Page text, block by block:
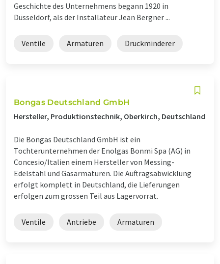
Geschichte des Unternehmens begann 1920 in
Düsseldorf, als der Installateur Jean Bergner ...
Ventile Armaturen Druckminderer
Bongas Deutschland GmbH
Hersteller, Produktionstechnik, Oberkirch, Deutschland
Die Bongas Deutschland GmbH ist ein
Tochterunternehmen der Enolgas Bonmi Spa (AG) in
Concesio/Italien einem Hersteller von Messing-
Edelstahl und Gasarmaturen. Die Auftragsabwicklung
erfolgt komplett in Deutschland, die Lieferungen
erfolgen zum grossen Teil aus Lagervorrat.
Ventile Antriebe Armaturen